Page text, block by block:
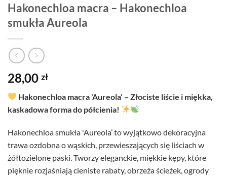
Hakonechloa macra – Hakonechloa
smukła Aureola
28,00 zł
Hakonechloa macra 'Aureola’ – Złociste liście i miękka,
kaskadowa forma do półcienia!
Hakonechloa smukła 'Aureola’ to wyjątkowo dekoracyjna
trawa ozdobna o wąskich, przewieszających się liściach w
żółtozielone paski. Tworzy eleganckie, miękkie kępy, które
pięknie rozjaśniają cieniste rabaty, obrzeża ścieżek, ogrody